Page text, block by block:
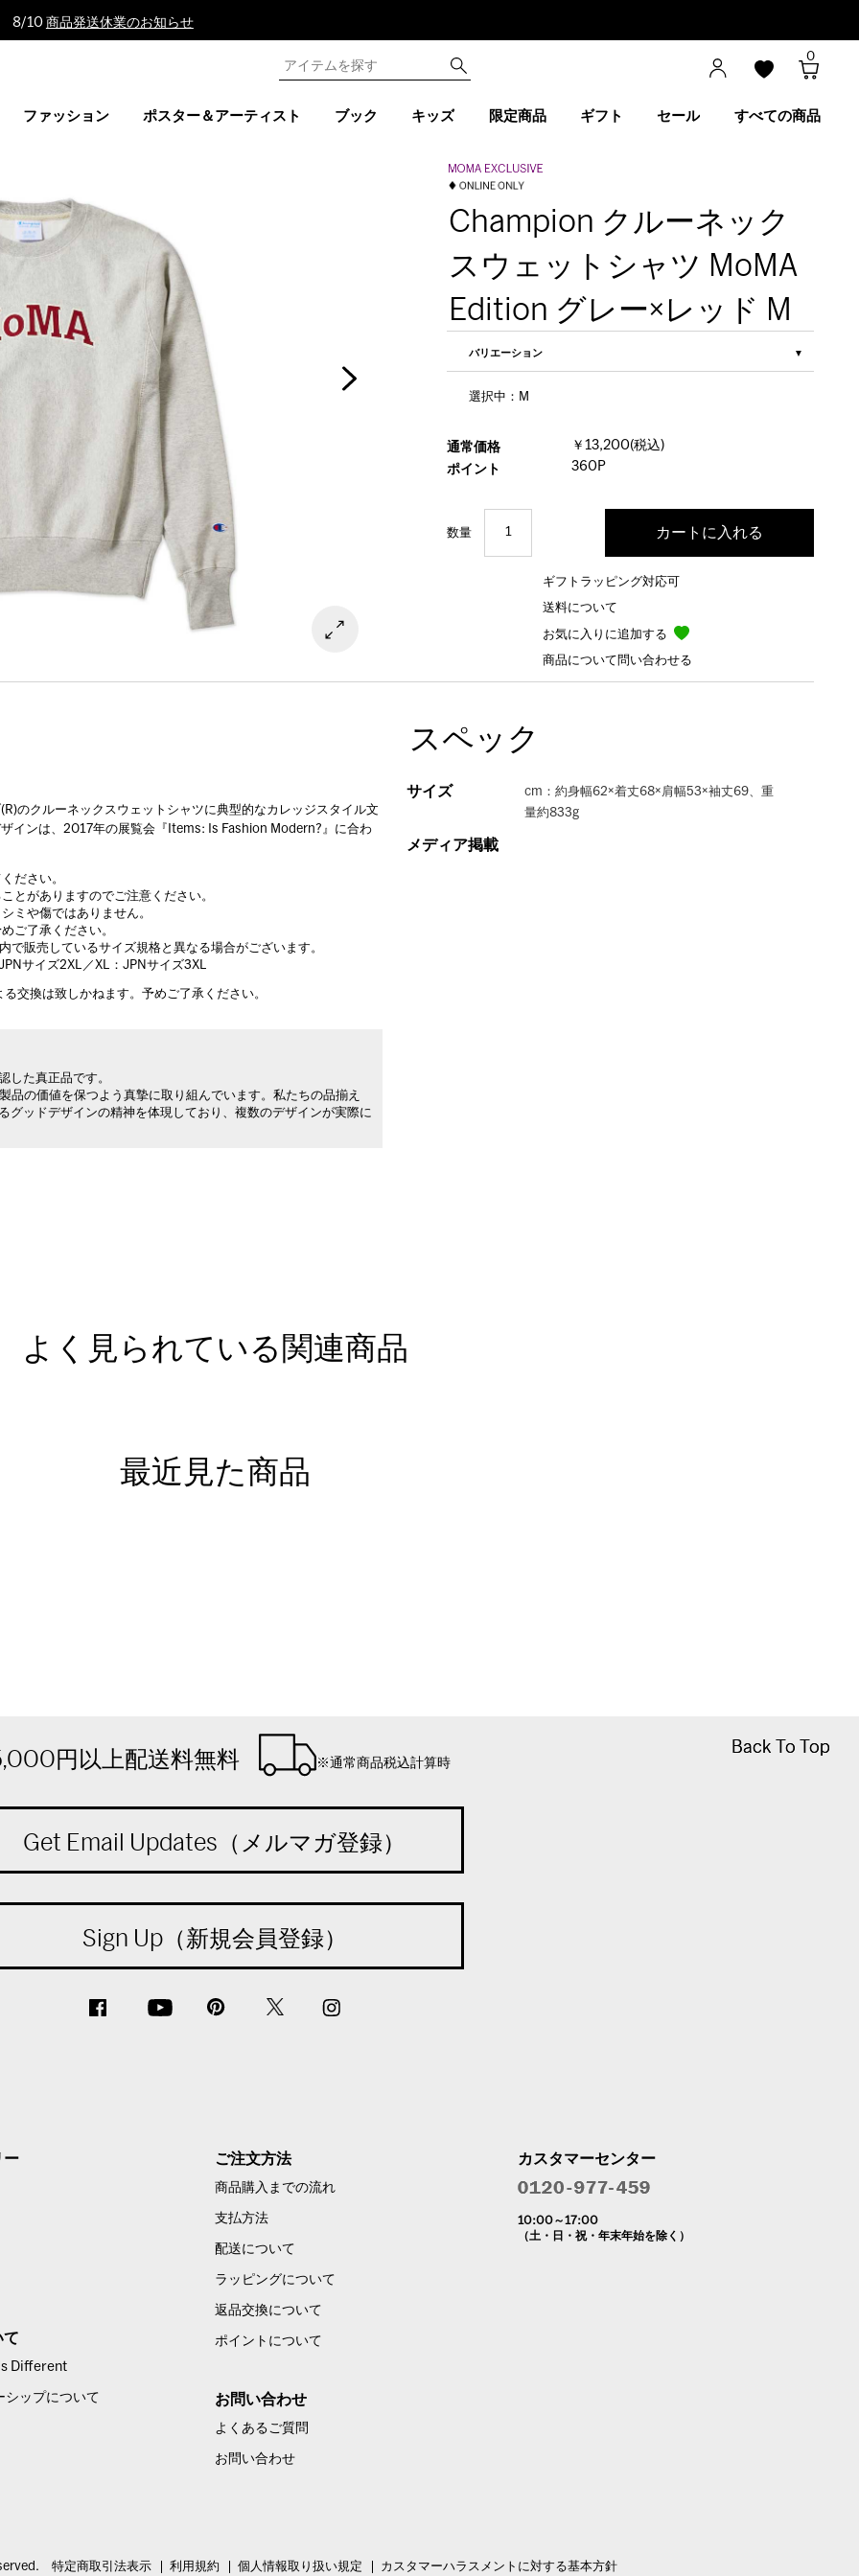
8/10 商品発送休業のお知らせ
0
ファッション ポスター＆アーティスト ブック キッズ 限定商品 ギフト セール すべての商品
Champion クルーネック
スウェットシャツ MoMA
Edition グレー×レッド M
バリエーション
選択中：M
通常価格
￥13,200(税込)
ポイント
360P
数量
ギフトラッピング対応可
送料について
お気に入りに追加する
商品について問い合わせる
のクルーネックスウェットシャツに典型的なカレッジスタイル文
インは、2017年の展覧会『Items: Is Fashion Modern?』に合わ
ださい。
とがありますのでご注意ください。
ミや傷ではありません。
ご了承ください。
販売しているサイズ規格と異なる場合がございます。
サイズ2XL／XL：JPNサイズ3XL
交換は致しかねます。予めご了承ください。
した真正品です。
の価値を保つよう真摯に取り組んでいます。私たちの品揃え
ッドデザインの精神を体現しており、複数のデザインが実際に
スペック
サイズ
cm：約身幅62×着丈68×肩幅53×袖丈69、重
量約833g
メディア掲載
よく見られている関連商品
最近見た商品
Back To Top
Back To Top
円以上配送料無料 ※通常商品税込計算時
Get Email Updates（メルマガ登録）
Sign Up（新規会員登録）
ー
て
Different
シップについて
ご注文方法
商品購入までの流れ
支払方法
配送について
ラッピングについて
返品交換について
ポイントについて
お問い合わせ
よくあるご質問
お問い合わせ
カスタマーセンター
10:00～17:00
（土・日・祝・年末年始を除く）
特定商取引法表示 利用規約 個人情報取り扱い規定 カスタマーハラスメントに対する基本方針